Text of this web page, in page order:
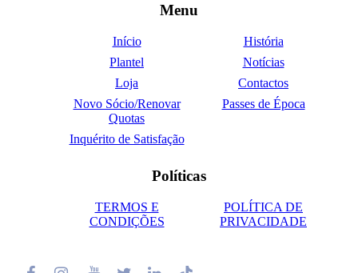
Menu
Início
História
Plantel
Notícias
Loja
Contactos
Novo Sócio/Renovar
Quotas
Passes de Época
Inquérito de Satisfação
Políticas
TERMOS E
CONDIÇÕES
POLÍTICA DE
PRIVACIDADE